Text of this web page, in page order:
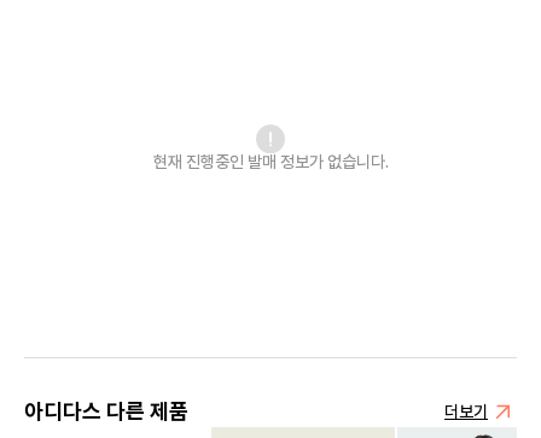
현재 진행중인 발매 정보가 없습니다.
아디다스 다른 제품 더보기